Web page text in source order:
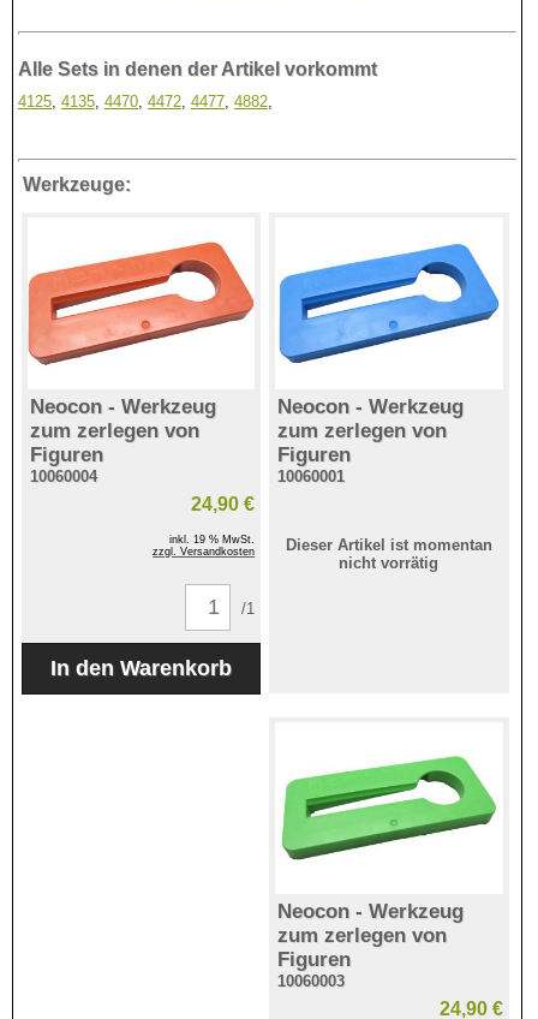
Alle Sets in denen der Artikel vorkommt
4125, 4135, 4470, 4472, 4477, 4882,
Werkzeuge:
Neocon - Werkzeug
zum zerlegen von
Figuren
10060004
24,90 €
inkl. 19 % MwSt.
zzgl. Versandkosten
/1
Neocon - Werkzeug
zum zerlegen von
Figuren
10060001
Dieser Artikel ist momentan
nicht vorrätig
Neocon - Werkzeug
zum zerlegen von
Figuren
10060003
24,90 €